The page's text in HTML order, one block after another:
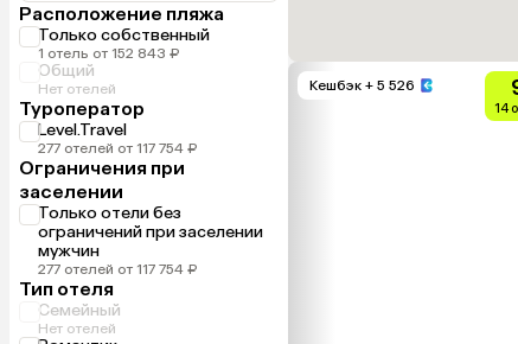
Расположение пляжа
Только собственный
1 отель от 152 843 ₽
Общий
Нет отелей
Туроператор
Level.Travel
277 отелей от 117 754 ₽
Ограничения при
заселении
Только отели без
ограничений при заселении
мужчин
277 отелей от 117 754 ₽
Тип отеля
Семейный
Нет отелей
Кешбэк + 5 526
14